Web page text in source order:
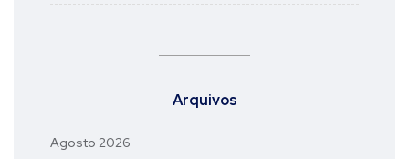
Arquivos
Agosto 2026